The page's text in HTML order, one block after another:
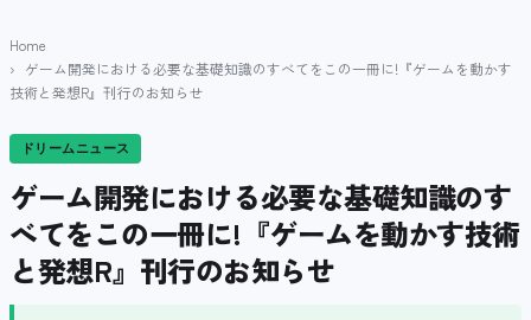
Home
ゲーム開発における必要な基礎知識のすべてをこの一冊に!『ゲームを動かす
技術と発想R』刊行のお知らせ
ドリームニュース
ゲーム開発における必要な基礎知識のす
べてをこの一冊に!『ゲームを動かす技術
と発想R』刊行のお知らせ